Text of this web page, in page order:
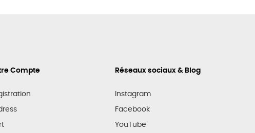
Compte Réseaux sociaux & Blog
Instagram
Facebook
YouTube